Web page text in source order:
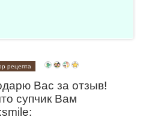
рецепта
Вас за отзыв!
супчик Вам